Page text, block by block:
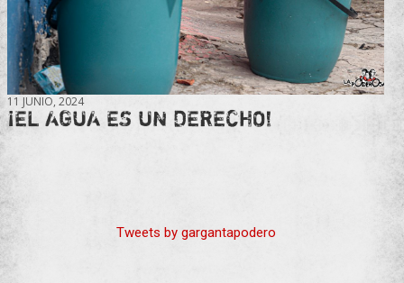
11 JUNIO, 2024
¡EL AGUA ES UN DERECHO!
Tweets by gargantapodero